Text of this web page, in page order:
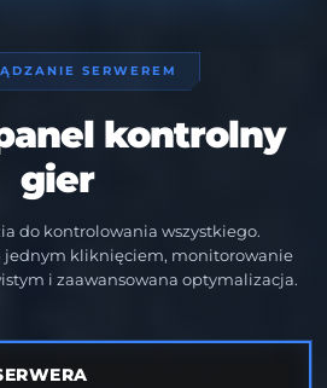
SERWEREM
kontrolny
gier
do kontrolowania wszystkiego.
jednym kliknięciem, monitorowanie
i zaawansowana optymalizacja.